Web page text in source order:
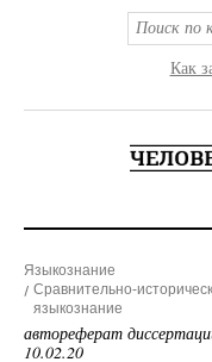
Как
Языкознание
Сравнительно-
языкознание
автореферат
10.02.20